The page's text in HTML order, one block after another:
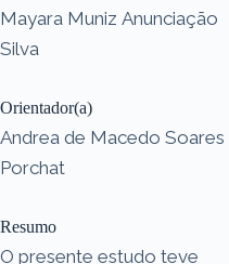
Mayara Muniz Anunciação
Silva
Orientador(a)
Andrea de Macedo Soares
Porchat
Resumo
O presente estudo teve